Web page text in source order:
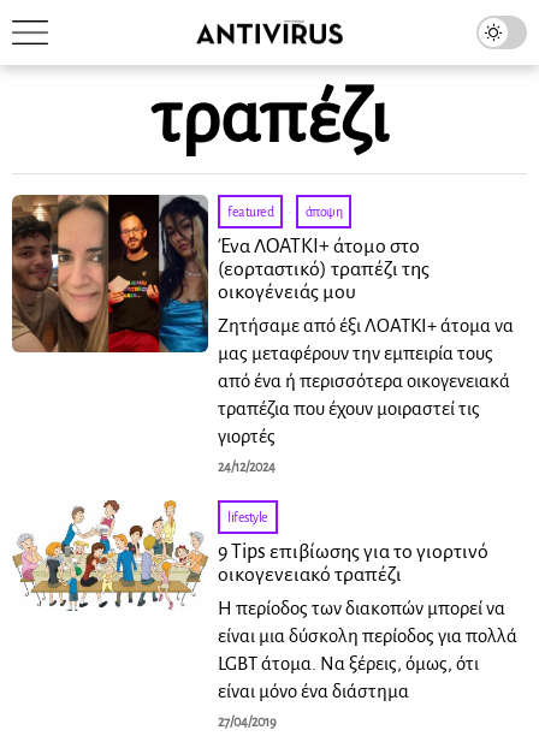
τραπέζι
featured · άποψη
Ένα ΛΟΑΤΚΙ+ άτομο στο
(εορταστικό) τραπέζι της
οικογένειάς μου
Ζητήσαμε από έξι ΛΟΑΤΚΙ+ άτομα να
μας μεταφέρουν την εμπειρία τους
από ένα ή περισσότερα οικογενειακά
τραπέζια που έχουν μοιραστεί τις
γιορτές
24/12/2024
lifestyle
9 Tips επιβίωσης για το γιορτινό
οικογενειακό τραπέζι
Η περίοδος των διακοπών μπορεί να
είναι μια δύσκολη περίοδος για πολλά
LGBT άτομα. Να ξέρεις, όμως, ότι
είναι μόνο ένα διάστημα
27/04/2019